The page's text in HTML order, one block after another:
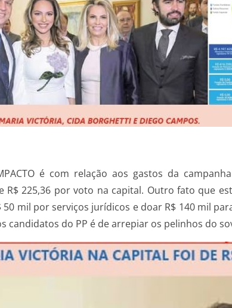
é com relação aos gastos da campanha
R$ 225,36 por voto na capital. Outro fato que
mil por serviços jurídicos e doar R$ 140 mil
dos candidatos do PP é de arrepiar os